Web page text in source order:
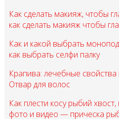
Как сделать макияж, чтобы
как сделать макияж чтобы
Как и какой выбрать
как выбрать селфи палку
Крапива: лечебные
Отвар для волос
Как плести косу рыбий
фото и видео — прическа